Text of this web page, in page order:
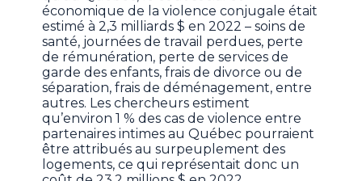
économique de la violence conjugale était
estimé à 2,3 milliards $ en 2022 – soins de
santé, journées de travail perdues, perte
de rémunération, perte de services de
garde des enfants, frais de divorce ou de
séparation, frais de déménagement, entre
autres. Les chercheurs estiment
qu’environ 1 % des cas de violence entre
partenaires intimes au Québec pourraient
être attribués au surpeuplement des
logements, ce qui représentait donc un